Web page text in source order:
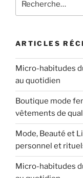
pour
ARTICLES
Micro-habitudes
au quotidien
Boutique mode
vêtements de
Mode, Beauté et
personnel et
Micro-habitudes